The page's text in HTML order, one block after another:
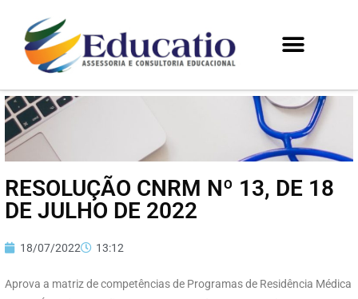
RESOLUÇÃO CNRM Nº 13, DE 18
DE JULHO DE 2022
18/07/2022 13:12
Aprova a matriz de competências de Programas de Residência Médica